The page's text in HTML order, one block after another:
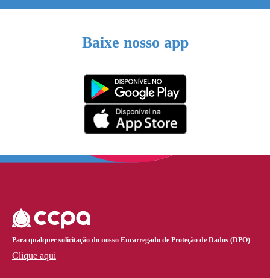
Baixe nosso app
Para qualquer solicitação do nosso Encarregado de Proteção de Dados (DPO)
Clique aqui